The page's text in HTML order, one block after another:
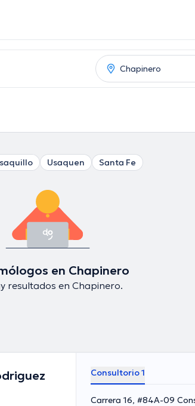
Usaquen Santa Fe
en Chapinero
resultados en Chapinero.
Consultorio 1
Carrera 16, #84A-09